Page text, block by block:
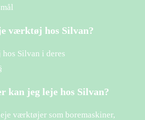
værktøj hos Silvan?
Silvan i deres
jeg leje hos Silvan?
værktøjer som boremaskiner,